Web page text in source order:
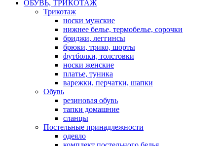
ОБУВЬ, ТРИКОТАЖ
Трикотаж
носки мужские
нижнее белье, термобелье, сорочки
бриджи, леггинсы
брюки, трико, шорты
футболки, толстовки
носки женские
платье, туника
варежки, перчатки, шапки
Обувь
резиновая обувь
тапки домашние
сланцы
Постельные принадлежности
одеяло